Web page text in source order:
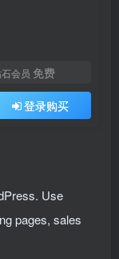
会员 免费
登录购买
Use
pages, sales